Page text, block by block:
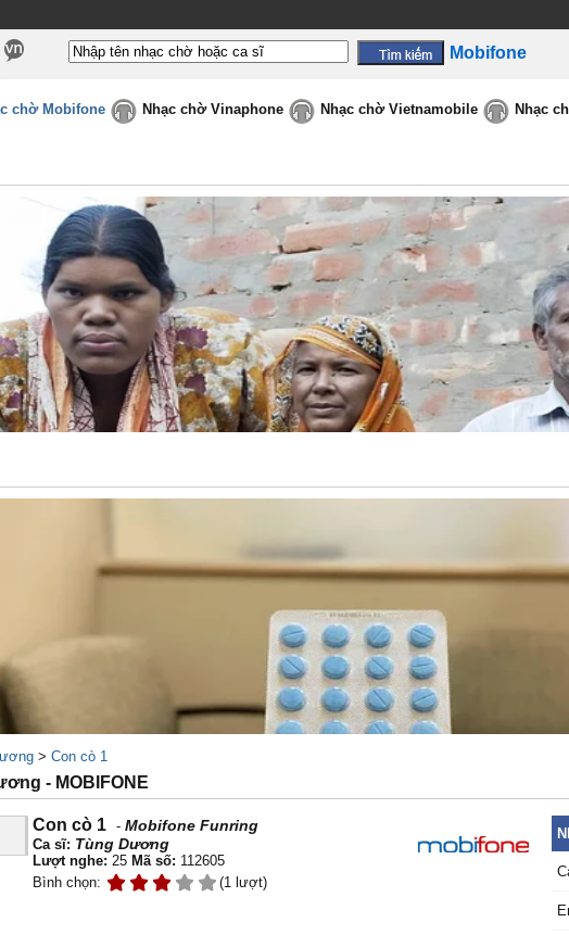
Mobifone
chờ Mobifone Nhạc chờ Vinaphone Nhạc chờ Vietnamobile Nhạc
> Con cò 1
- MOBIFONE
Con cò 1 - Mobifone Funring
Ca sĩ: Tùng Dương
Lượt nghe: 25 Mã số: 112605
Bình chọn:
(1 lượt)